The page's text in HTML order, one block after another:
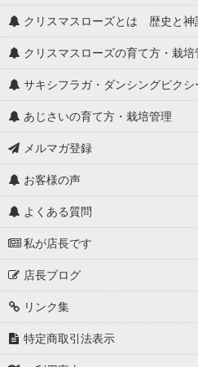
クリスマスローズとは 歴史と
クリスマスローズの育て方・栽培
サキシフラガ・ダンシングピク
あじさいの育て方・栽培管理
メルマガ登録
お客様の声
よくある質問
私が店長です
店長ブログ
リンク集
特定商取引法表示